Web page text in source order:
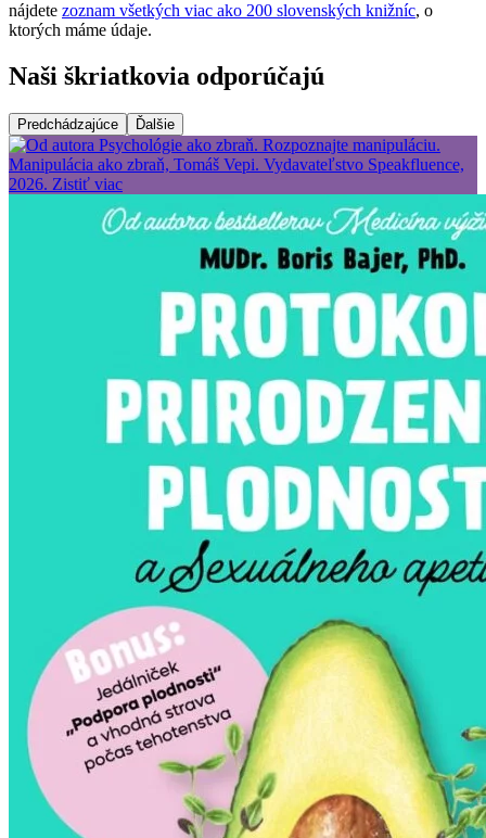
nájdete zoznam všetkých viac ako 200 slovenských knižníc, o
ktorých máme údaje.
Naši škriatkovia odporúčajú
Predchádzajúce Ďalšie